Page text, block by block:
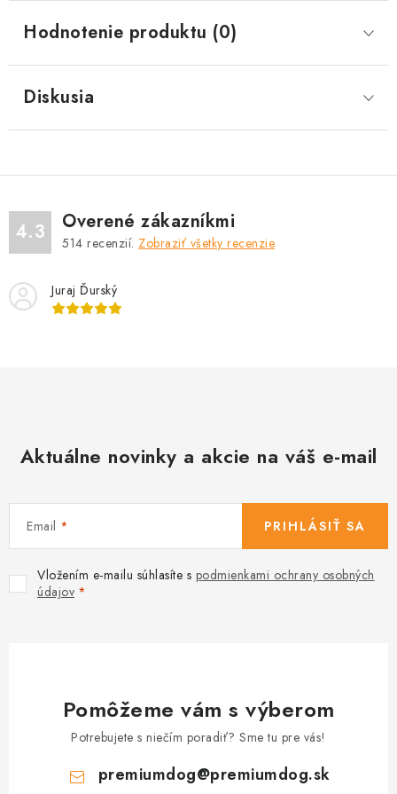
Hodnotenie produktu (0)
Diskusia
4.3 Overené zákazníkmi
514 recenzií. Zobraziť všetky recenzie
Juraj Ďurský
Aktuálne novinky a akcie na váš e-mail
Email
Vložením e-mailu súhlasíte s podmienkami ochrany osobných
údajov
PRIHLÁSIŤ SA
Pomôžeme vám s výberom
Potrebujete s niečím poradiť? Sme tu pre vás!
premiumdog@premiumdog.sk